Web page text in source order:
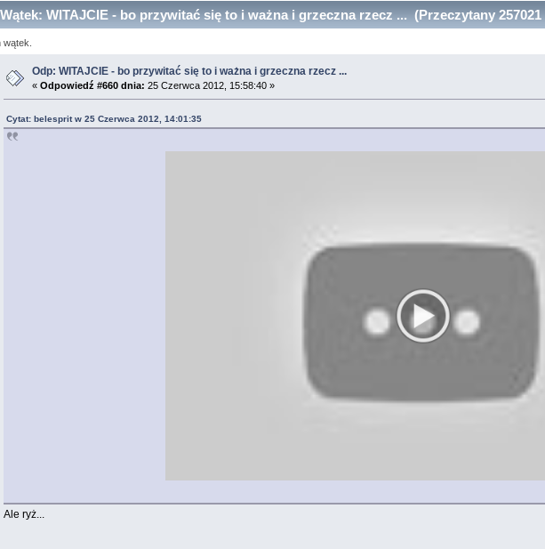
Wątek: WITAJCIE - bo przywitać się to i ważna i grzeczna rzecz ... (Przeczytany 257021
Odp: WITAJCIE - bo przywitać się to i ważna i grzeczna rzecz ...
«Odpowiedź #660 dnia: 25 Czerwca 2012, 15:58:40 »
Cytat: belesprit w 25 Czerwca 2012, 14:01:35
Ale ryż...